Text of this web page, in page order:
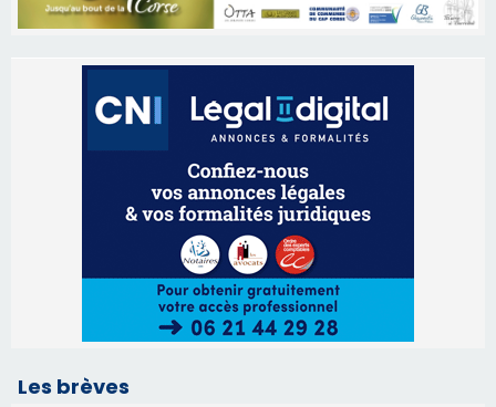
Les brèves
Riventosa China sulidaria le jeudi 13 août à 18
Sénatoriales 2B – Jean-François Gaspari retire
sa candidature
Festa di l’Associi Curtinesi le 13 septembre